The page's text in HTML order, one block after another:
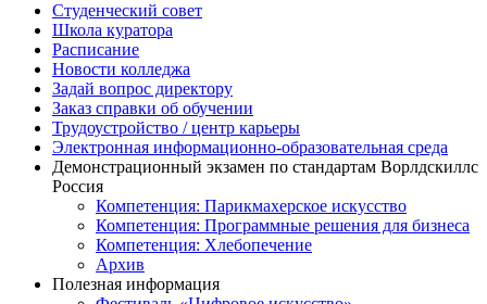
Студенческий совет
Школа куратора
Расписание
Новости колледжа
Задай вопрос директору
Заказ справки об обучении
Трудоустройство / центр карьеры
Электронная информационно-образовательная среда
Демонстрационный экзамен по стандартам Ворлдскиллс
Россия
Компетенция: Парикмахерское искусство
Компетенция: Программные решения для бизнеса
Компетенция: Хлебопечение
Архив
Полезная информация